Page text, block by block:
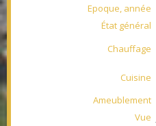
Epoque, année
État général
Chauffage
Cuisine
Ameublement
Vue